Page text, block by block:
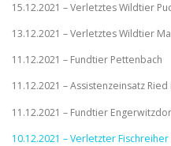
15.12.2021 – Verletztes Wildtier
13.12.2021 – Verletztes Wildtier
11.12.2021 – Fundtier Pettenbach
11.12.2021 – Assistenzeinsatz
11.12.2021 – Fundtier
10.12.2021 – Verletzter